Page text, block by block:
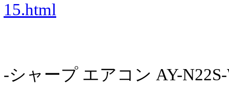
15.html
-シャープ エアコン AY-